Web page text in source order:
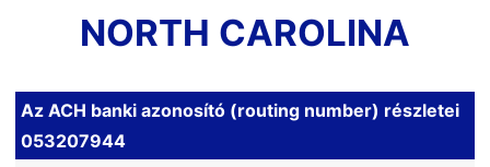
NORTH CAROLINA
Az ACH banki azonosító (routing number) részletei
053207944